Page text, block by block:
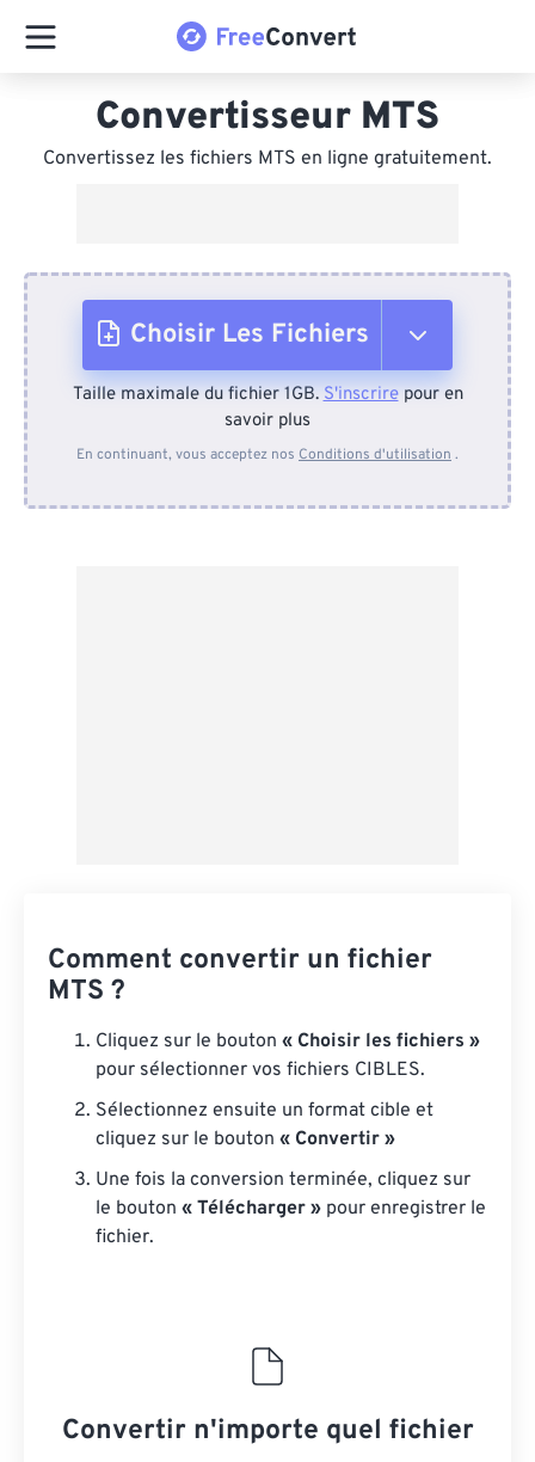
Convertisseur MTS
Convertissez les fichiers MTS en ligne gratuitement.
Choisir Les Fichiers
Depuis l'appareil
Taille maximale du fichier 1GB.S'inscrirepour en
savoir plus
En continuant, vous acceptez nos Conditions d'utilisation .
Comment convertir un fichier
MTS ?
Cliquez sur le bouton « Choisir les fichiers »
pour sélectionner vos fichiers CIBLES.
Sélectionnez ensuite un format cible et
cliquez sur le bouton « Convertir »
Une fois la conversion terminée, cliquez sur
le bouton « Télécharger » pour enregistrer le
fichier.
Convertir n'importe quel fichier